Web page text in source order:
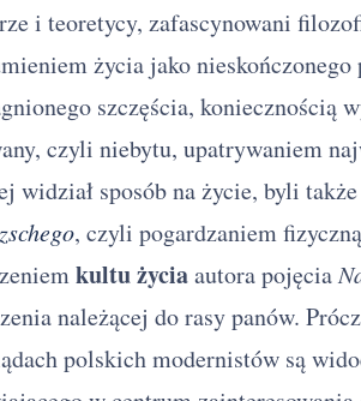
i teoretycy, zafascynowani
życia jako
szczęścia, koniecznością
czyli niebytu, upatrywaniem
widział sposób na życie, byli
, czyli pogardzaniem
kultu życiaautora pojęcia
należącej do rasy panów.
polskich modernistów są